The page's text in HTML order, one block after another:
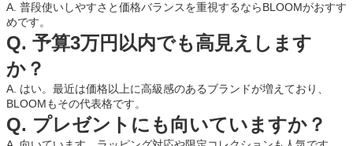
A. 普段使いしやすさと価格バランスを重視するならBLOOMがおすす
めです。
Q. 予算3万円以内でも高見えします
か？
A. はい。最近は価格以上に高級感のあるブランドが増えており、
BLOOMもその代表格です。
Q. プレゼントにも向いていますか？